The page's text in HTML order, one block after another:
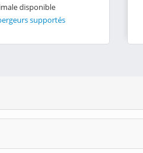
disponible
supportés